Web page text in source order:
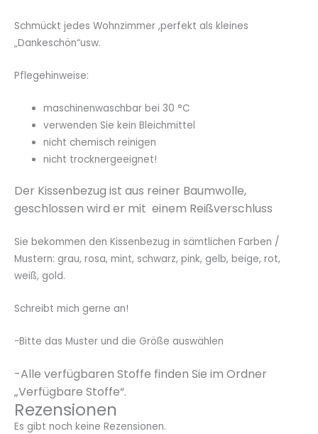
Schmückt jedes Wohnzimmer ,perfekt als kleines
„Dankeschön“usw.
Pflegehinweise:
maschinenwaschbar bei 30 °C
verwenden Sie kein Bleichmittel
nicht chemisch reinigen
nicht trocknergeeignet!
Der Kissenbezug ist aus reiner Baumwolle,
geschlossen wird er mit einem Reißverschluss
Sie bekommen den Kissenbezug in sämtlichen Farben /
Mustern: grau, rosa, mint, schwarz, pink, gelb, beige, rot,
weiß, gold.
Schreibt mich gerne an!
-Bitte das Muster und die Größe auswählen
-Alle verfügbaren Stoffe finden Sie im Ordner
„Verfügbare Stoffe“.
Rezensionen
Es gibt noch keine Rezensionen.